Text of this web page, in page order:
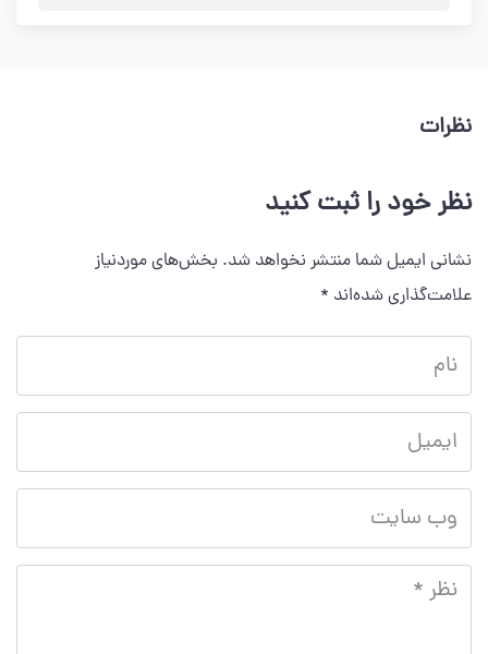
نظرات
نظر خود را ثبت کنید
نشانی ایمیل شما منتشر نخواهد شد. بخش‌های موردنیاز
علامت‌گذاری شده‌اند *